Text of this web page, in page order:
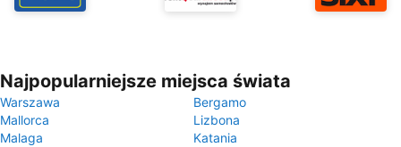
Najpopularniejsze miejsca świata
Warszawa
Bergamo
Mallorca
Lizbona
Malaga
Katania